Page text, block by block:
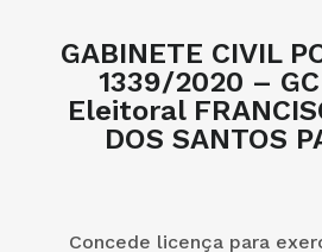
GABINETE CIVIL
1339/2020 –
Eleitoral
DOS SANTOS
Concede licença para